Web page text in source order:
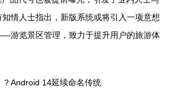
情人士指出，新版系统或将引入一项意想
游览景区管理，致力于提升用户的旅游体
Android 14延续命名传统